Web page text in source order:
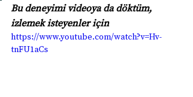
Bu deneyimi videoya da döktüm,
izlemek isteyenler için
https://www.youtube.com/watch?v=Hv-
tnFU1aCs